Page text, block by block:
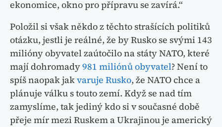
ekonomice, okno pro přípravu se zavírá.“
Položil si však někdo z těchto strašících politiků
otázku, jestli je reálné, že by Rusko se svými 143
milióny obyvatel zaútočilo na státy NATO, které
mají dohromady981 miliónů obyvatel? Není to
spíš naopak jakvaruje Rusko, že NATO chce a
plánuje válku s touto zemí. Když se nad tím
zamyslíme, tak jediný kdo si v současné době
přeje mír mezi Ruskem a Ukrajinou je americký